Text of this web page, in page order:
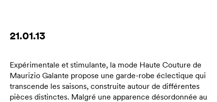
21.01.13
Expérimentale et stimulante, la mode Haute Couture de
Maurizio Galante propose une garde-robe éclectique qui
transcende les saisons, construite autour de différentes
pièces distinctes. Malgré une apparence désordonnée au